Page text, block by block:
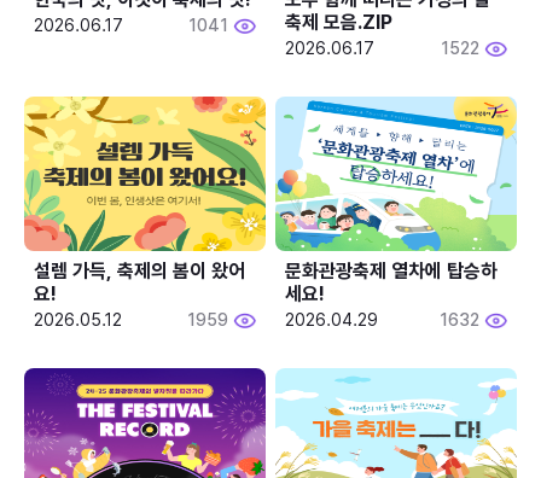
2026.06.17 1041
축제 모음.ZIP
2026.06.17 1522
설렘 가득, 축제의 봄이 왔어
요!
2026.05.12 1959
문화관광축제 열차에 탑승하
세요!
2026.04.29 1632